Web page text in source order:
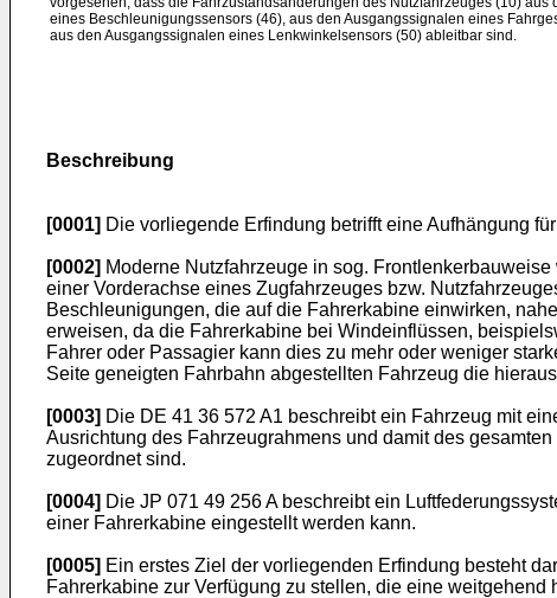
eines Beschleunigungssensors (46), aus den Ausgangssignalen eines
aus den Ausgangssignalen eines Lenkwinkelsensors (50) ableitbar sind.
Beschreibung
[0001] Die vorliegende Erfindung betrifft eine Aufhängung
[0002] Moderne Nutzfahrzeuge in sog.
einer Vorderachse eines Zugfahrzeuges bzw.
Beschleunigungen, die auf die Fahrerkabine einwirken,
erweisen, da die Fahrerkabine bei Windeinflüssen,
Fahrer oder Passagier kann dies zu mehr oder weniger
Seite geneigten Fahrbahn abgestellten Fahrzeug die
[0003] Die DE 41 36 572 A1 beschreibt ein Fahrzeug mit
Ausrichtung des Fahrzeugrahmens und damit des
zugeordnet sind.
[0004] Die JP 071 49 256 A beschreibt ein
einer Fahrerkabine eingestellt werden kann.
[0005] Ein erstes Ziel der vorliegenden Erfindung besteht
Fahrerkabine zur Verfügung zu stellen, die eine